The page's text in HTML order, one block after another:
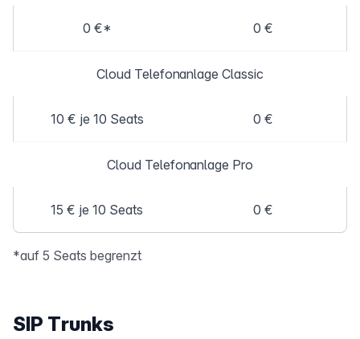
*auf 5 Seats begrenzt
0 €* 0 €
Cloud Telefonanlage Classic
10 € je 10 Seats 0 €
Cloud Telefonanlage Pro
15 € je 10 Seats 0 €
SIP Trunks